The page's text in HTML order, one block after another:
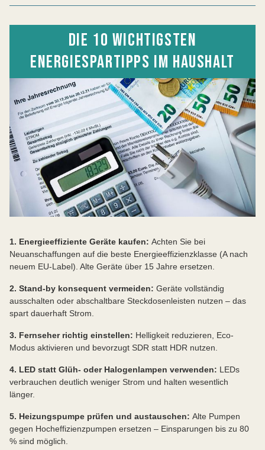
DIE 10 WICHTIGSTEN
ENERGIESPARTIPPS IM HAUSHALT
1. Energieeffiziente Geräte kaufen: Achten Sie bei
Neuanschaffungen auf die beste Energieeffizienzklasse (A nach
neuem EU-Label). Alte Geräte über 15 Jahre ersetzen.
2. Stand-by konsequent vermeiden: Geräte vollständig
ausschalten oder abschaltbare Steckdosenleisten nutzen – das
spart dauerhaft Strom.
3. Fernseher richtig einstellen: Helligkeit reduzieren, Eco-
Modus aktivieren und bevorzugt SDR statt HDR nutzen.
4. LED statt Glüh- oder Halogenlampen verwenden: LEDs
verbrauchen deutlich weniger Strom und halten wesentlich
länger.
5. Heizungspumpe prüfen und austauschen: Alte Pumpen
gegen Hocheffizienzpumpen ersetzen – Einsparungen bis zu 80
% sind möglich.